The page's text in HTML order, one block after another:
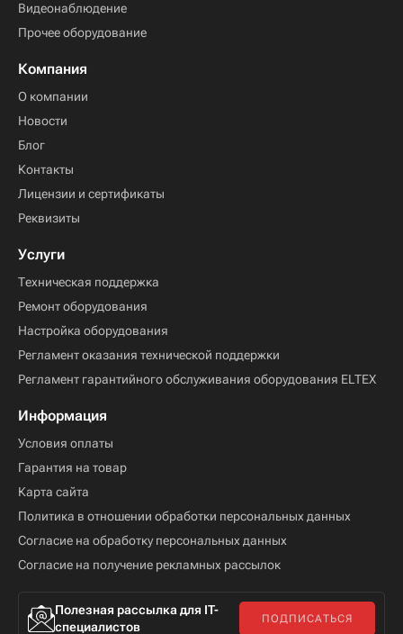
Видеонаблюдение
Прочее оборудование
Компания
О компании
Новости
Блог
Контакты
Лицензии и сертификаты
Реквизиты
Услуги
Техническая поддержка
Ремонт оборудования
Настройка оборудования
Регламент оказания технической поддержки
Регламент гарантийного обслуживания оборудования ELTEX
Информация
Условия оплаты
Гарантия на товар
Карта сайта
Политика в отношении обработки персональных данных
Согласие на обработку персональных данных
Согласие на получение рекламных рассылок
Полезная рассылка для IT-
специалистов
ПОДПИСАТЬСЯ